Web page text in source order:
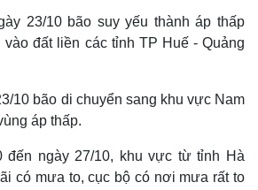
23/10 bão suy yếu thành áp thấp
đất liền các tỉnh TP Huế - Quảng
10 bão di chuyển sang khu vực Nam
áp thấp.
đến ngày 27/10, khu vực từ tỉnh Hà
có mưa to, cục bộ có nơi mưa rất to